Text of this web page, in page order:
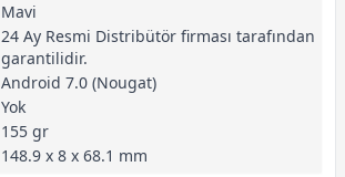
Mavi
24 Ay Resmi Distribütör firması tarafından
garantilidir.
Android 7.0 (Nougat)
Yok
155 gr
148.9 x 8 x 68.1 mm